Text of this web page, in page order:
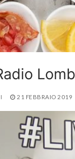
21 FEBBRAIO 2019